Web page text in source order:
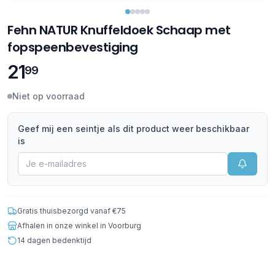
Fehn NATUR Knuffeldoek Schaap met
fopspeenbevestiging
2199
Niet op voorraad
Geef mij een seintje als dit product weer beschikbaar
is
Gratis thuisbezorgd vanaf €75
Afhalen in onze winkel in Voorburg
14 dagen bedenktijd